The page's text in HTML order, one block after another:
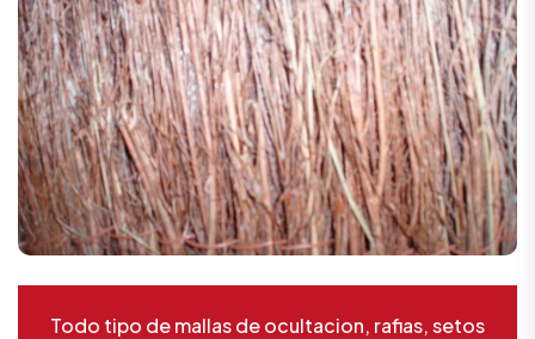
Todo tipo de mallas de ocultacion, rafias, setos